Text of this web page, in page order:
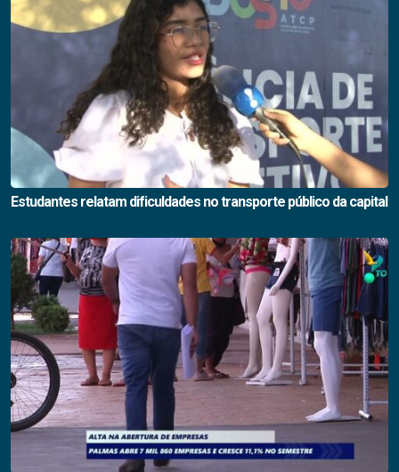
Estudantes relatam dificuldades no transporte público da capital